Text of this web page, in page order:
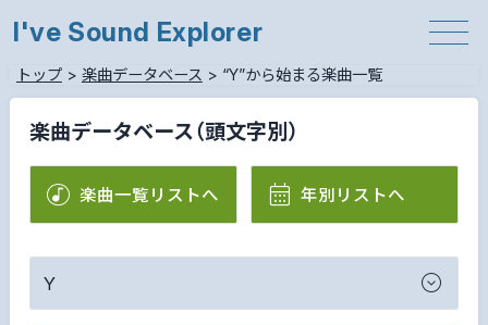
I've Sound Explorer
トップ> 楽曲データベース > “Y”から始まる楽曲一覧
楽曲データベース（頭文字別）
楽曲一覧リストへ 年別リストへ
Y